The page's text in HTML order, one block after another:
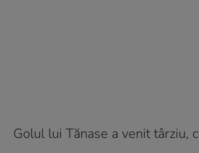
Golul lui Tănase a venit târziu,